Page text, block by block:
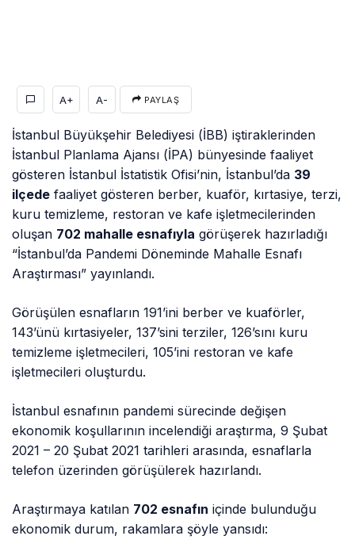
A+ A- PAYLAŞ
İstanbul Büyükşehir Belediyesi (İBB) iştiraklerinden
İstanbul Planlama Ajansı (İPA) bünyesinde faaliyet
gösteren İstanbul İstatistik Ofisi’nin, İstanbul’da 39
ilçede faaliyet gösteren berber, kuaför, kırtasiye, terzi,
kuru temizleme, restoran ve kafe işletmecilerinden
oluşan 702 mahalle esnafıyla görüşerek hazırladığı
“İstanbul’da Pandemi Döneminde Mahalle Esnafı
Araştırması” yayınlandı.
Görüşülen esnafların 191’ini berber ve kuaförler,
143’ünü kırtasiyeler, 137’sini terziler, 126’sını kuru
temizleme işletmecileri, 105’ini restoran ve kafe
işletmecileri oluşturdu.
İstanbul esnafının pandemi sürecinde değişen
ekonomik koşullarının incelendiği araştırma, 9 Şubat
2021 – 20 Şubat 2021 tarihleri arasında, esnaflarla
telefon üzerinden görüşülerek hazırlandı.
Araştırmaya katılan 702 esnafın içinde bulunduğu
ekonomik durum, rakamlara şöyle yansıdı: